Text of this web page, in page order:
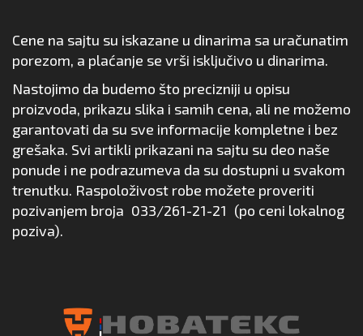
Cene na sajtu su iskazane u dinarima sa uračunatim
porezom, a plaćanje se vrši isključivo u dinarima.
Nastojimo da budemo što precizniji u opisu
proizvoda, prikazu slika i samih cena, ali ne možemo
garantovati da su sve informacije kompletne i bez
grešaka. Svi artikli prikazani na sajtu su deo naše
ponude i ne podrazumeva da su dostupni u svakom
trenutku. Raspoloživost robe možete proveriti
pozivanjem broja 033/261-21-21 (po ceni lokalnog
poziva).